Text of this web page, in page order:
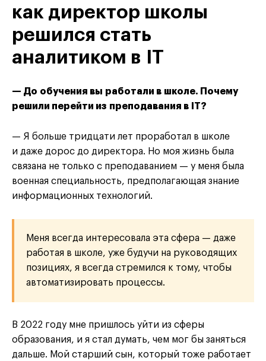
как директор школы
решился стать
аналитиком в IT
— До обучения вы работали в школе. Почему
решили перейти из преподавания в IT?
— Я больше тридцати лет проработал в школе
и даже дорос до директора. Но моя жизнь была
связана не только с преподаванием — у меня была
военная специальность, предполагающая знание
информационных технологий.
Меня всегда интересовала эта сфера — даже
работая в школе, уже будучи на руководящих
позициях, я всегда стремился к тому, чтобы
автоматизировать процессы.
В 2022 году мне пришлось уйти из сферы
образования, и я стал думать, чем мог бы заняться
дальше. Мой старший сын, который тоже работает